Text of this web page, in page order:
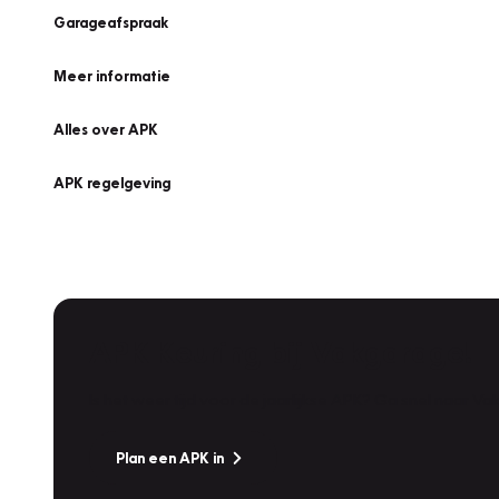
Garageafspraak
Meer informatie
Alles over APK
APK regelgeving
Plan een APK in